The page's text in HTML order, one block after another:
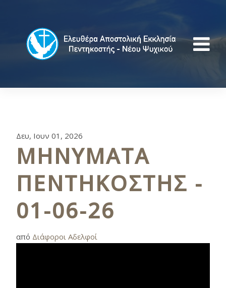
Δευ, Ιουν 01, 2026
ΜΗΝΥΜΑΤΑ
ΠΕΝΤΗΚΟΣΤΗΣ -
01-06-26
από Διάφοροι Αδελφοί